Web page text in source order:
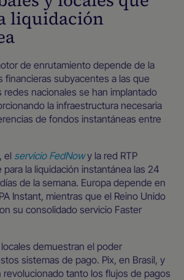
liquidación
de enrutamiento depende de la
financieras subyacentes a las que
redes nacionales se han implantado
la infraestructura necesaria
de fondos instantáneas entre
el servicio FedNowy la red RTP
la liquidación instantánea las 24
de la semana. Europa depende en
Instant, mientras que el Reino Unido
su consolidado servicio Faster
demuestran el poder
sistemas de pago. Pix, en Brasil, y
revolucionado tanto los flujos de pagos